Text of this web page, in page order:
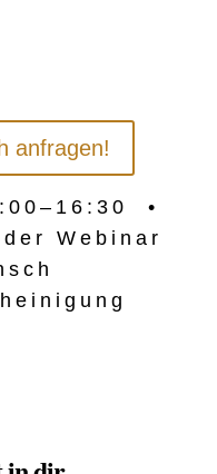
anfragen!
•
Webinar